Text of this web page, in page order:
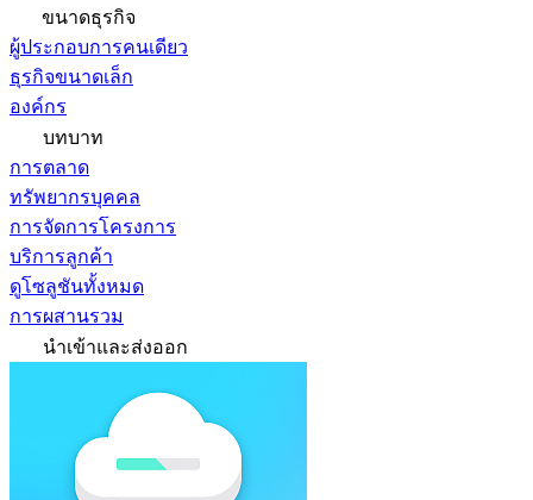
ขนาดธุรกิจ
ผู้ประกอบการคนเดียว
ธุรกิจขนาดเล็ก
องค์กร
บทบาท
การตลาด
ทรัพยากรบุคคล
การจัดการโครงการ
บริการลูกค้า
ดูโซลูชันทั้งหมด
การผสานรวม
นำเข้าและส่งออก